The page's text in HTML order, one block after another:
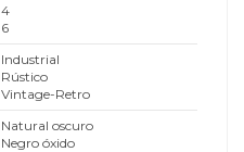
4
6
Industrial
Rústico
Vintage-Retro
Natural oscuro
Negro óxido